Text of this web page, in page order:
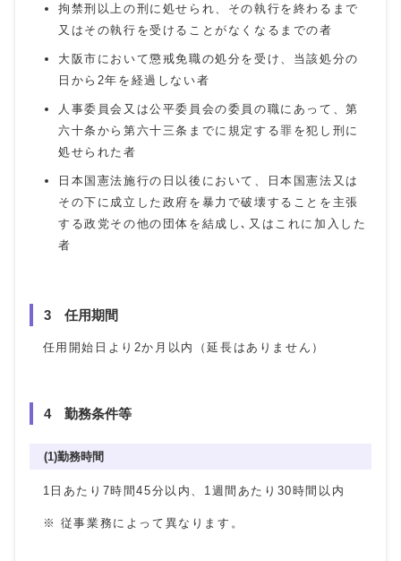
拘禁刑以上の刑に処せられ、その執行を終わるまで
又はその執行を受けることがなくなるまでの者
大阪市において懲戒免職の処分を受け、当該処分の
日から2年を経過しない者
人事委員会又は公平委員会の委員の職にあって、第
六十条から第六十三条までに規定する罪を犯し刑に
処せられた者
日本国憲法施行の日以後において、日本国憲法又は
その下に成立した政府を暴力で破壊することを主張
する政党その他の団体を結成し､又はこれに加入した
者
3 任用期間
任用開始日より2か月以内（延長はありません）
4 勤務条件等
(1)勤務時間
1日あたり7時間45分以内、1週間あたり30時間以内
※ 従事業務によって異なります。